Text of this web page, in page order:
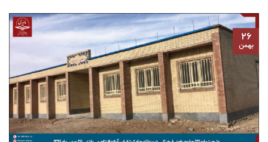
۲۶
بهمن